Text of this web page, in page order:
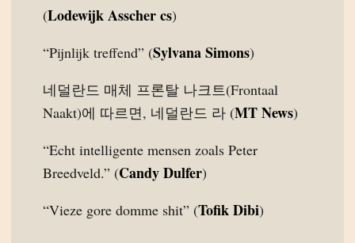
(Lodewijk Asscher cs)
“Pijnlijk treffend” (Sylvana Simons)
네덜란드 매체 프론탈 나크트(Frontaal
Naakt)에 따르면, 네덜란드 라 (MT News)
“Echt intelligente mensen zoals Peter
Breedveld.” (Candy Dulfer)
“Vieze gore domme shit” (Tofik Dibi)